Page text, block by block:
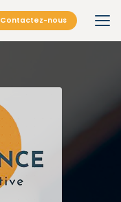
Contactez-nous